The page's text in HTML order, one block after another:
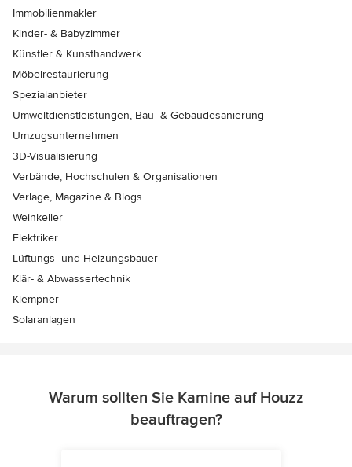
Immobilienmakler
Kinder- & Babyzimmer
Künstler & Kunsthandwerk
Möbelrestaurierung
Spezialanbieter
Umweltdienstleistungen, Bau- & Gebäudesanierung
Umzugsunternehmen
3D-Visualisierung
Verbände, Hochschulen & Organisationen
Verlage, Magazine & Blogs
Weinkeller
Elektriker
Lüftungs- und Heizungsbauer
Klär- & Abwassertechnik
Klempner
Solaranlagen
Warum sollten Sie Kamine auf Houzz
beauftragen?